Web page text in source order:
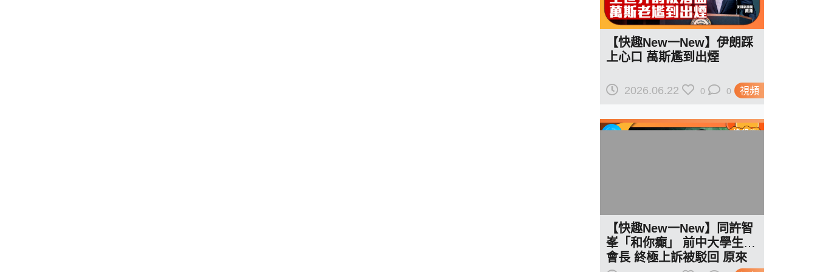
視頻
【快趣New一New】伊朗踩
上心口 萬斯尷到出煙
2026.06.22 0 0
【快趣New一New】同許智
峯「和你癲」 前中大學生會
會長 終極上訴被駁回 原來